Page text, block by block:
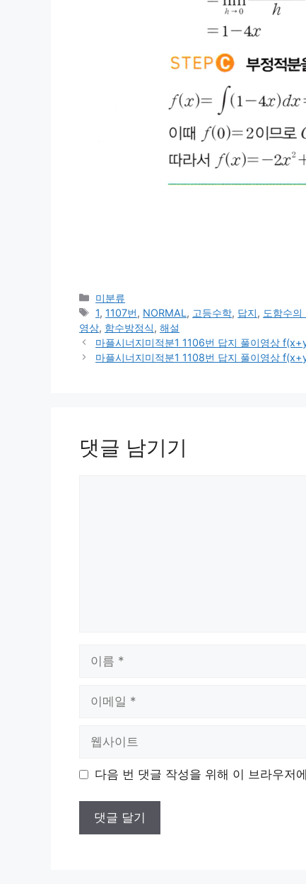
카
테
고
리
미분류
태
그
1, 1107번, NORMAL, 고등수학, 답지, 도함수의
영상, 함수방정식, 해설
마플시너지미적분1 1106번 답지 풀이영상
마플시너지미적분1 1108번 답지 풀이영상
댓글 남기기
이 다음 번 댓글 작성을 위해 이 브라우저